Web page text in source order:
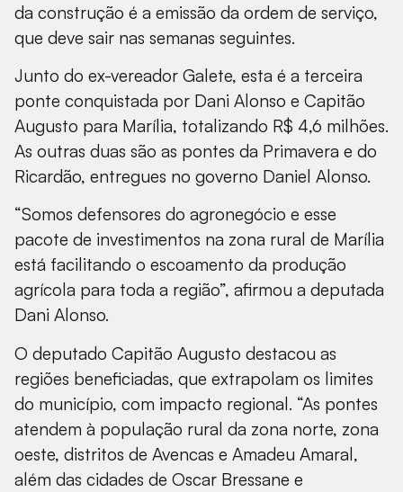
da construção é a emissão da ordem de serviço,
que deve sair nas semanas seguintes.
Junto do ex-vereador Galete, esta é a terceira
ponte conquistada por Dani Alonso e Capitão
Augusto para Marília, totalizando R$ 4,6 milhões.
As outras duas são as pontes da Primavera e do
Ricardão, entregues no governo Daniel Alonso.
“Somos defensores do agronegócio e esse
pacote de investimentos na zona rural de Marília
está facilitando o escoamento da produção
agrícola para toda a região”, afirmou a deputada
Dani Alonso.
O deputado Capitão Augusto destacou as
regiões beneficiadas, que extrapolam os limites
do município, com impacto regional. “As pontes
atendem à população rural da zona norte, zona
oeste, distritos de Avencas e Amadeu Amaral,
além das cidades de Oscar Bressane e